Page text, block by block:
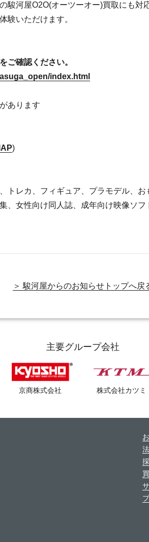
駿河屋O2O(オーツーオー)買取にも対
験いただけます。
ご確認ください。
index.html
あります
)
レカ、フィギュア、プラモデル、お
、女性向け同人誌、成年向け映像ソ
＞ 駿河屋からのお知らせトップへ戻
主要グループ会社
京商株式会社 株式会社カツミ